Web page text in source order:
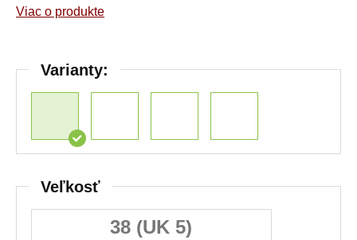
Viac o produkte
Varianty:
Veľkosť
38 (UK 5)